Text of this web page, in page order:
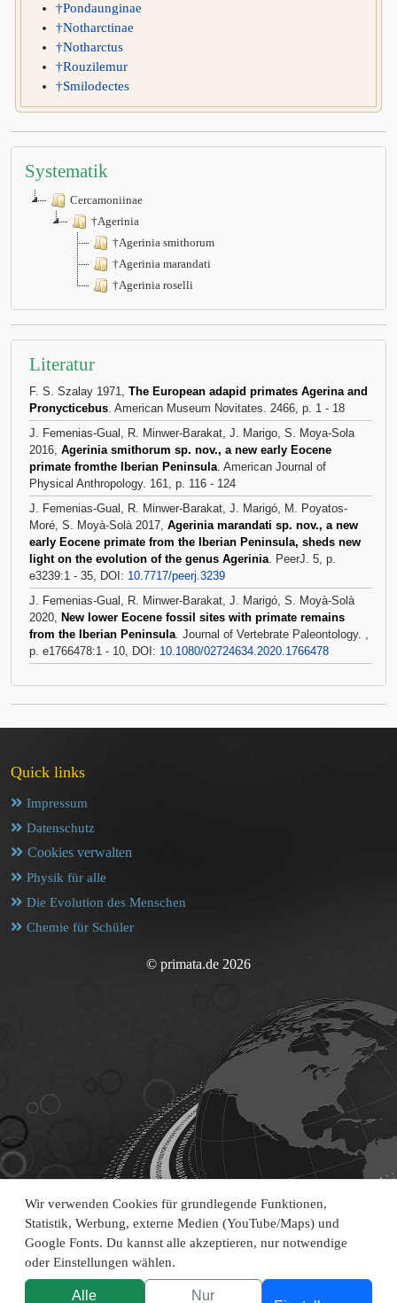
Wir verwenden Cookies für grundlegende Funktionen,
Statistik, Werbung, externe Medien (YouTube/Maps) und
Google Fonts. Du kannst alle akzeptieren, nur notwendige
oder Einstellungen wählen.
Alle Nur
†Pondaunginae
†Notharctinae
†Notharctus
†Rouzilemur
†Smilodectes
Systematik
Cercamoniinae
†Agerinia
†Agerinia smithorum
†Agerinia marandati
†Agerinia roselli
Literatur
F. S. Szalay 1971, The European adapid primates Agerina and
Pronycticebus. American Museum Novitates. 2466, p. 1 - 18
J. Femenias-Gual, R. Minwer-Barakat, J. Marigo, S. Moya-Sola
2016, Agerinia smithorum sp. nov., a new early Eocene
primate fromthe Iberian Peninsula. American Journal of
Physical Anthropology. 161, p. 116 - 124
J. Femenias-Gual, R. Minwer-Barakat, J. Marigó, M. Poyatos-
Moré, S. Moyà-Solà 2017, Agerinia marandati sp. nov., a new
early Eocene primate from the Iberian Peninsula, sheds new
light on the evolution of the genus Agerinia. PeerJ. 5, p.
e3239:1 - 35, DOI: 10.7717/peerj.3239
J. Femenias-Gual, R. Minwer-Barakat, J. Marigó, S. Moyà-Solà
2020, New lower Eocene fossil sites with primate remains
from the Iberian Peninsula. Journal of Vertebrate Paleontology. ,
p. e1766478:1 - 10, DOI: 10.1080/02724634.2020.1766478
Quick links
Impressum
Datenschutz
Cookies verwalten
Physik für alle
Die Evolution des Menschen
Chemie für Schüler
© primata.de 2026